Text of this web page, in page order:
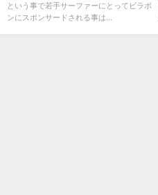
という事で若手サーファーにとってビラボ
ンにスポンサードされる事は...